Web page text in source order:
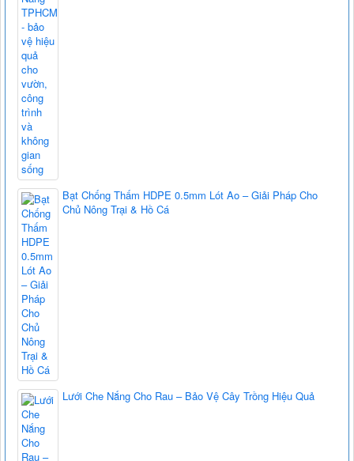
Bạt Chống Thấm HDPE 0.5mm Lót Ao – Giải Pháp Cho
Chủ Nông Trại & Hồ Cá
Lưới Che Nắng Cho Rau – Bảo Vệ Cây Trồng Hiệu Quả